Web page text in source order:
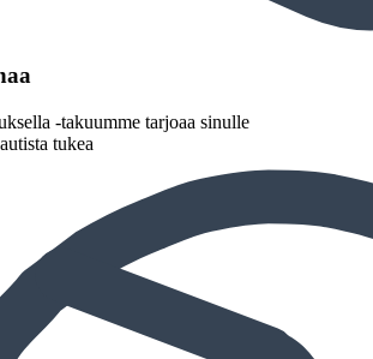
-takuumme tarjoaa sinulle
tukea